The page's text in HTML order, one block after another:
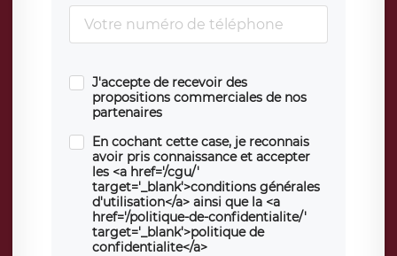
J'accepte de recevoir des
propositions commerciales de nos
partenaires
En cochant cette case, je reconnais
avoir pris connaissance et accepter
les <a href='/cgu/'
target='_blank'>conditions générales
d'utilisation</a> ainsi que la <a
href='/politique-de-confidentialite/'
target='_blank'>politique de
confidentialite</a>